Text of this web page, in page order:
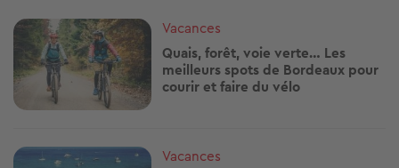
Image
Vacances
Quais, forêt, voie verte… Les
meilleurs spots de Bordeaux pour
courir et faire du vélo
Image
Vacances